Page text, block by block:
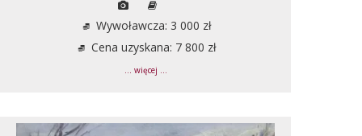
Wywoławcza: 3 000 zł
Cena uzyskana: 7 800 zł
... więcej ...